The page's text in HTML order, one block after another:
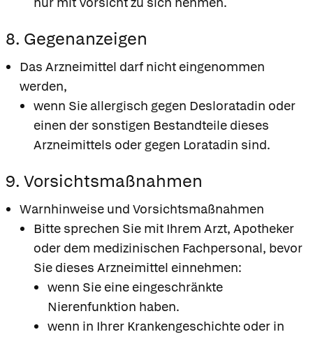
8. Gegenanzeigen
Das Arzneimittel darf nicht eingenommen
werden,
wenn Sie allergisch gegen Desloratadin oder
einen der sonstigen Bestandteile dieses
Arzneimittels oder gegen Loratadin sind.
9. Vorsichtsmaßnahmen
Warnhinweise und Vorsichtsmaßnahmen
Bitte sprechen Sie mit Ihrem Arzt, Apotheker
oder dem medizinischen Fachpersonal, bevor
Sie dieses Arzneimittel einnehmen:
wenn Sie eine eingeschränkte
Nierenfunktion haben.
wenn in Ihrer Krankengeschichte oder in